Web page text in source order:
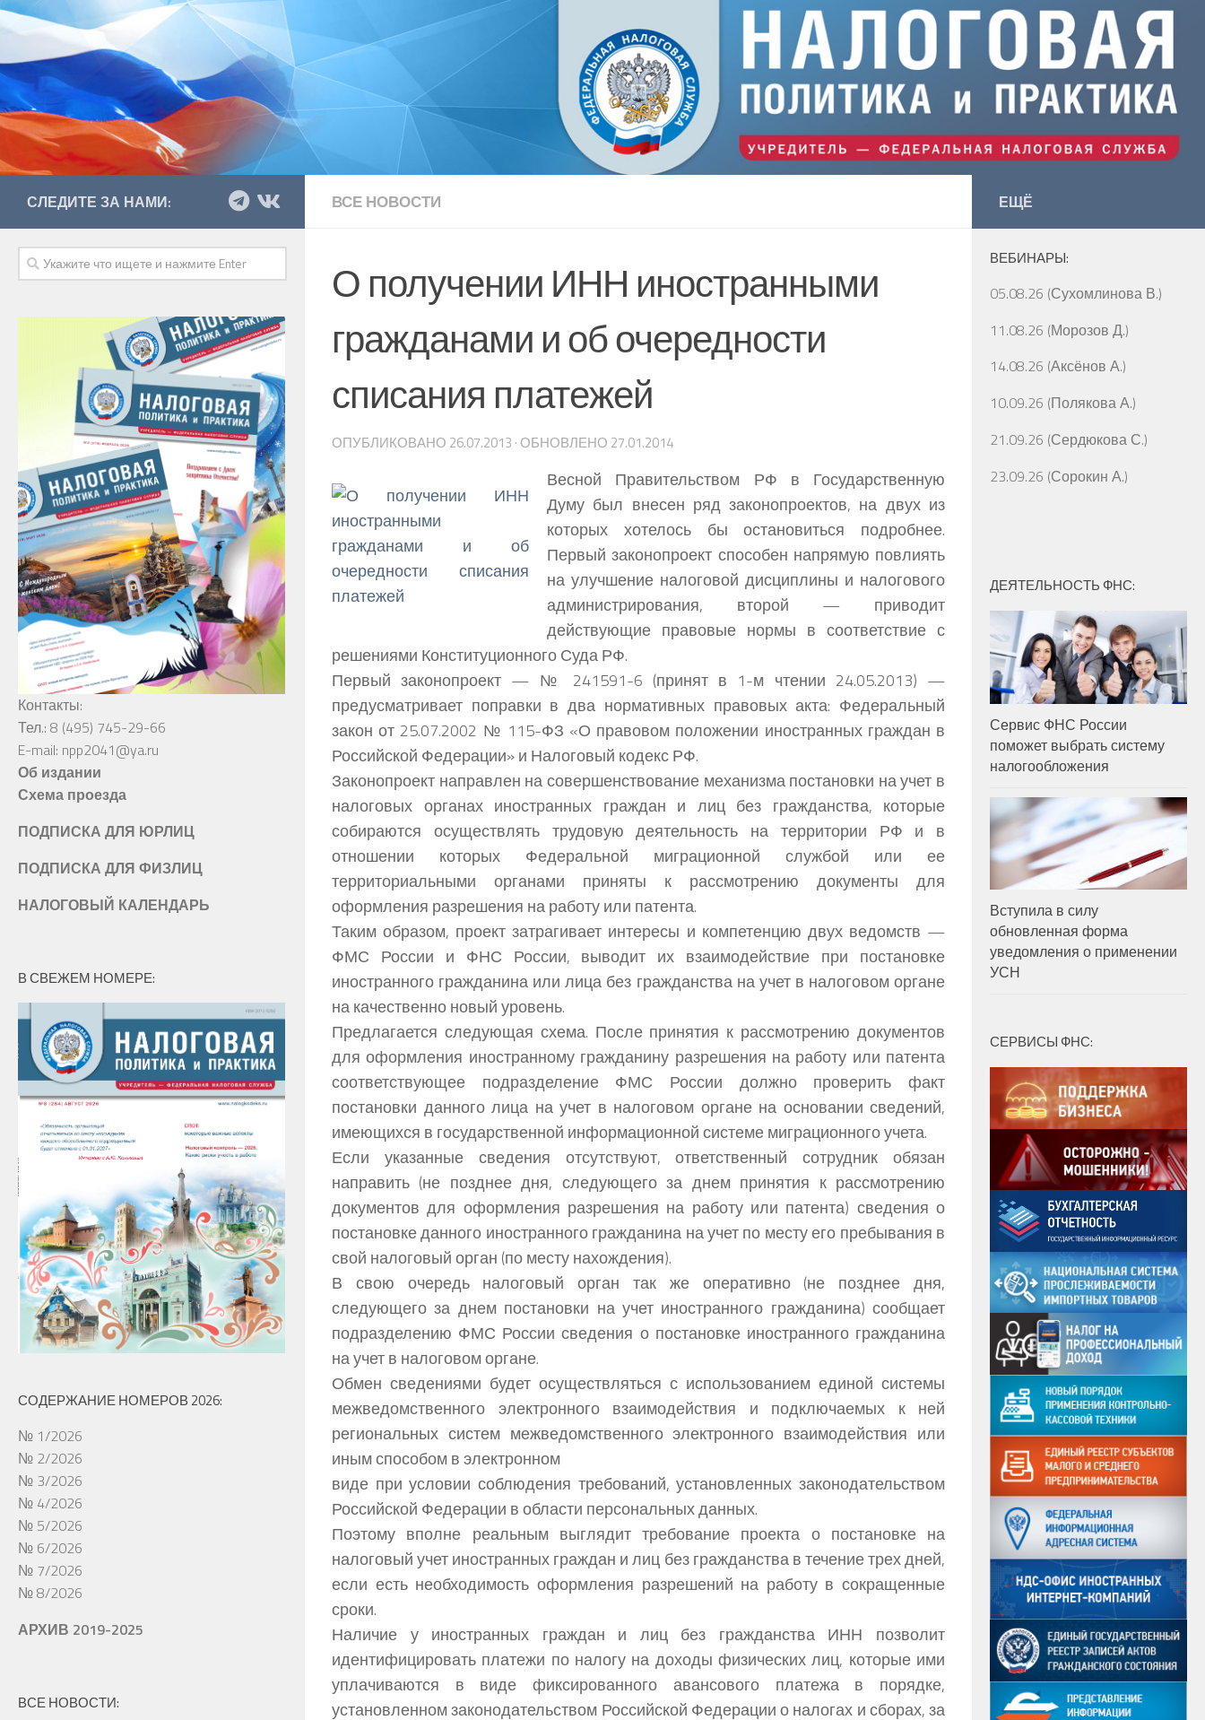
ВСЕ НОВОСТИ
О получении ИНН иностранными
гражданами и об очередности
списания платежей
ОПУБЛИКОВАНО 26.07.2013 · ОБНОВЛЕНО 27.01.2014
Весной Правительством РФ в Государственную
Думу был внесен ряд законопроектов, на двух из
которых хотелось бы остановиться подробнее.
Первый законопроект способен напрямую повлиять
на улучшение налоговой дисциплины и налогового
администрирования, второй — приводит
действующие правовые нормы в соответствие с
решениями Конституционного Суда РФ.
Первый законопроект — № 241591-6 (принят в 1-м чтении 24.05.2013) —
предусматривает поправки в два нормативных правовых акта: Федеральный
закон от 25.07.2002 № 115-ФЗ «О правовом положении иностранных граждан в
Российской Федерации» и Налоговый кодекс РФ.
Законопроект направлен на совершенствование механизма постановки на учет в
налоговых органах иностранных граждан и лиц без гражданства, которые
собираются осуществлять трудовую деятельность на территории РФ и в
отношении которых Федеральной миграционной службой или ее
территориальными органами приняты к рассмотрению документы для
оформления разрешения на работу или патента.
Таким образом, проект затрагивает интересы и компетенцию двух ведомств —
ФМС России и ФНС России, выводит их взаимодействие при постановке
иностранного гражданина или лица без гражданства на учет в налоговом органе
на качественно новый уровень.
Предлагается следующая схема. После принятия к рассмотрению документов
для оформления иностранному гражданину разрешения на работу или патента
соответствующее подразделение ФМС России должно проверить факт
постановки данного лица на учет в налоговом органе на основании сведений,
имеющихся в государственной информационной системе миграционного учета.
Если указанные сведения отсутствуют, ответственный сотрудник обязан
направить (не позднее дня, следующего за днем принятия к рассмотрению
документов для оформления разрешения на работу или патента) сведения о
постановке данного иностранного гражданина на учет по месту его пребывания в
свой налоговый орган (по месту нахождения).
В свою очередь налоговый орган так же оперативно (не позднее дня,
следующего за днем постановки на учет иностранного гражданина) сообщает
подразделению ФМС России сведения о постановке иностранного гражданина
на учет в налоговом органе.
Обмен сведениями будет осуществляться с использованием единой системы
межведомственного электронного взаимодействия и подключаемых к ней
региональных систем межведомственного электронного взаимодействия или
иным способом в электронном
виде при условии соблюдения требований, установленных законодательством
Российской Федерации в области персональных данных.
Поэтому вполне реальным выглядит требование проекта о постановке на
налоговый учет иностранных граждан и лиц без гражданства в течение трех дней,
если есть необходимость оформления разрешений на работу в сокращенные
сроки.
Наличие у иностранных граждан и лиц без гражданства ИНН позволит
идентифицировать платежи по налогу на доходы физических лиц, которые ими
уплачиваются в виде фиксированного авансового платежа в порядке,
установленном законодательством Российской Федерации о налогах и сборах, за
СЛЕДИТЕ ЗА НАМИ:
Контакты:
Тел.: 8 (495) 745-29-66
E-mail: npp2041@ya.ru
Об издании
Схема проезда
ПОДПИСКА ДЛЯ ЮРЛИЦ
ПОДПИСКА ДЛЯ ФИЗЛИЦ
НАЛОГОВЫЙ КАЛЕНДАРЬ
В СВЕЖЕМ НОМЕРЕ:
СОДЕРЖАНИЕ НОМЕРОВ 2026:
№ 1/2026
№ 2/2026
№ 3/2026
№ 4/2026
№ 5/2026
№ 6/2026
№ 7/2026
№ 8/2026
АРХИВ 2019-2025
ВСЕ НОВОСТИ:
ЕЩЁ
ВЕБИНАРЫ:
05.08.26 (Сухомлинова В.)
11.08.26 (Морозов Д.)
14.08.26 (Аксёнов А.)
10.09.26 (Полякова А.)
21.09.26 (Сердюкова С.)
23.09.26 (Сорокин А.)
ДЕЯТЕЛЬНОСТЬ ФНС:
Сервис ФНС России
поможет выбрать систему
налогообложения
Вступила в силу
обновленная форма
уведомления о применении
УСН
СЕРВИСЫ ФНС: